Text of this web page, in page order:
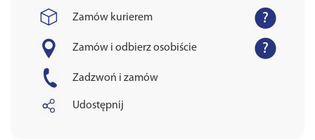
Zamów kurierem
Zamów i odbierz osobiście
Zadzwoń i zamów
Udostępnij